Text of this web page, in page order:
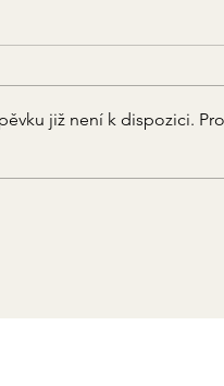
již není k dispozici.